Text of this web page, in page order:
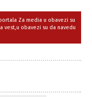
Za media u obavezi su
vest,u obavezi su da navedu